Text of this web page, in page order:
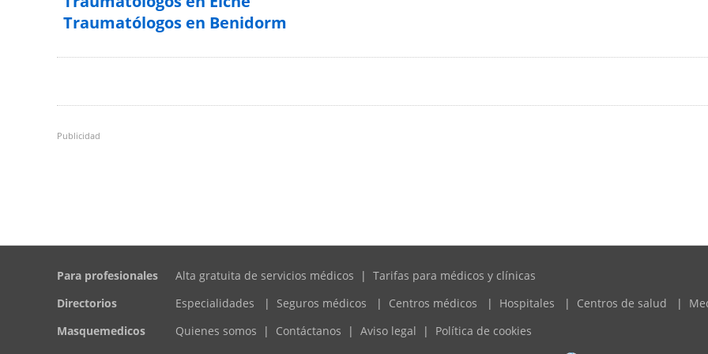
Traumatólogos en Benidorm
Publicidad
Para profesionales Alta gratuita de servicios médicos | Tarifas para médicos y clínicas
Directorios
Especialidades | Seguros médicos | Centros médicos | Hospitales | Centros de salud |
Masquemedicos
Quienes somos | Contáctanos | Aviso legal |
Política de cookies